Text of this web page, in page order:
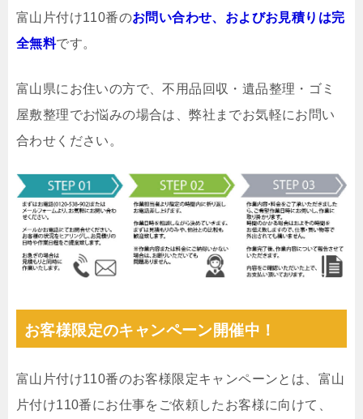
富山片付け110番のお問い合わせ、およびお見積りは完
全無料です。
富山県にお住いの方で、不用品回収・遺品整理・ゴミ
屋敷整理でお悩みの場合は、弊社までお気軽にお問い
合わせください。
お客様限定のキャンペーン開催中！
富山片付け110番のお客様限定キャンペーンとは、富山
片付け110番にお仕事をご依頼したお客様に向けて、